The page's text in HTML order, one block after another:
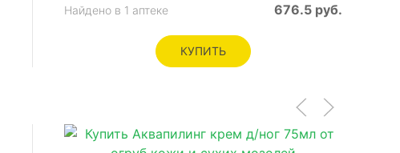
Найдено в 1 аптеке 676.5 руб.
КУПИТЬ